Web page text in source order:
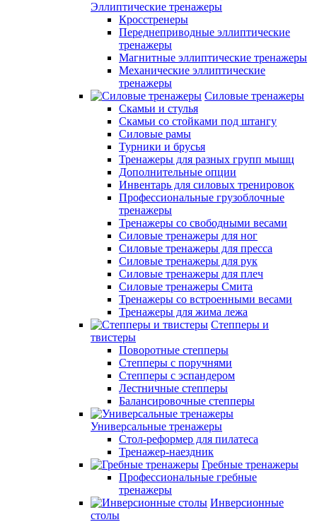
Эллиптические тренажеры
Кросстренеры
Переднеприводные эллиптические
тренажеры
Магнитные эллиптические тренажеры
Механические эллиптические
тренажеры
Силовые тренажеры
Скамьи и стулья
Скамьи со стойками под штангу
Силовые рамы
Турники и брусья
Тренажеры для разных групп мышц
Дополнительные опции
Инвентарь для силовых тренировок
Профессиональные грузоблочные
тренажеры
Тренажеры со свободными весами
Силовые тренажеры для ног
Силовые тренажеры для пресса
Силовые тренажеры для рук
Силовые тренажеры для плеч
Силовые тренажеры Смита
Тренажеры со встроенными весами
Тренажеры для жима лежа
Степперы и
твистеры
Поворотные степперы
Степперы с поручнями
Степперы с эспандером
Лестничные степперы
Балансировочные степперы
Универсальные тренажеры
Стол-реформер для пилатеса
Тренажер-наездник
Гребные тренажеры
Профессиональные гребные
тренажеры
Инверсионные
столы